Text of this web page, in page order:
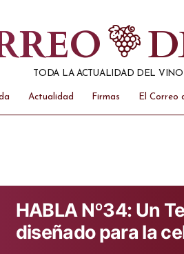
TODA LA ACTUALIDAD DEL VINO
Actualidad Firmas El Correo
HABLA Nº34: Un
diseñado para la